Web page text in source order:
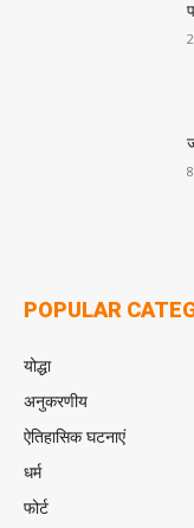
POPULAR
योद्धा
अनुकरणीय
ऐतिहासिक घटनाएं
धर्म
फोर्ट